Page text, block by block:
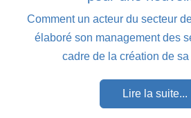
Comment un acteur du secteur
élaboré son management des
cadre de la création de
Lire la suite...